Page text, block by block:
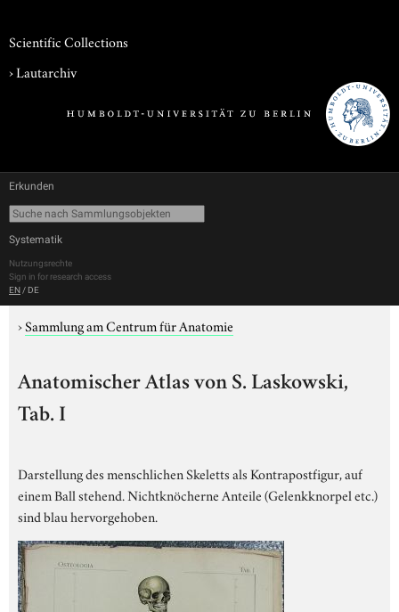
Scientific Collections
›Lautarchiv
Erkunden
Systematik
Nutzungsrechte
Sign in for research access
EN / DE
›Sammlung am Centrum für Anatomie
Anatomischer Atlas von S. Laskowski,
Tab. I
Darstellung des menschlichen Skeletts als Kontrapostfigur, auf
einem Ball stehend. Nichtknöcherne Anteile (Gelenkknorpel etc.)
sind blau hervorgehoben.